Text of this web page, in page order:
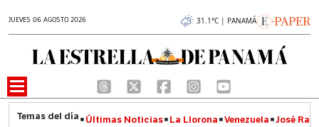
JUEVES 06 AGOSTO 2026 31.1°C | PANAMÁ
Últimas Noticias La Llorona Venezuela José